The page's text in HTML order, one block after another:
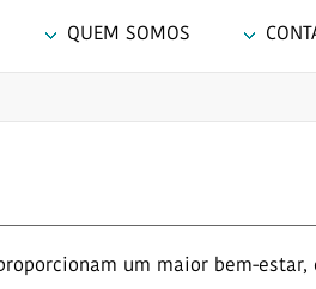
QUEM SOMOS
um maior bem-estar,